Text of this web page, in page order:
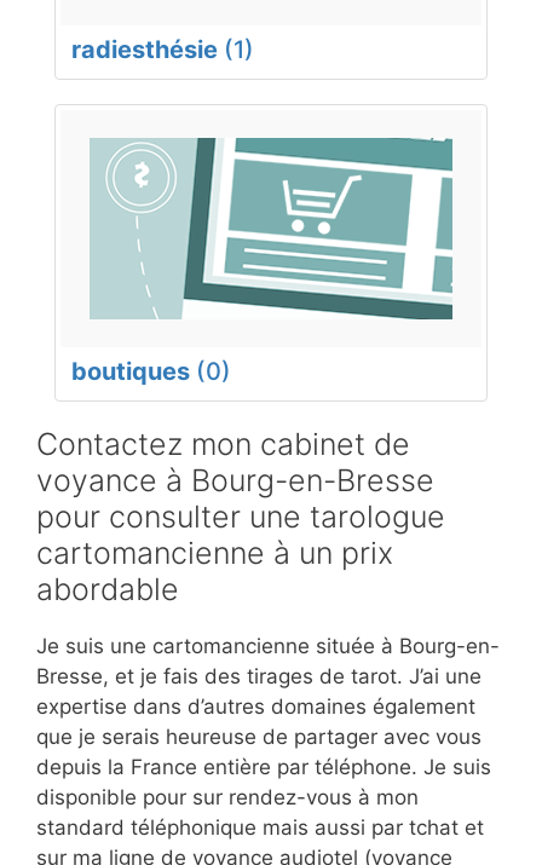
radiesthésie (1)
boutiques (0)
Contactez mon cabinet de
voyance à Bourg-en-Bresse
pour consulter une tarologue
cartomancienne à un prix
abordable
Je suis une cartomancienne située à Bourg-en-
Bresse, et je fais des tirages de tarot. J’ai une
expertise dans d’autres domaines également
que je serais heureuse de partager avec vous
depuis la France entière par téléphone. Je suis
disponible pour sur rendez-vous à mon
standard téléphonique mais aussi par tchat et
sur ma ligne de voyance audiotel (voyance